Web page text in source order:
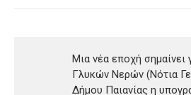
Μια νέα εποχή σημαίνει
Γλυκών Νερών (Νότια
Δήμου Παιανίας η